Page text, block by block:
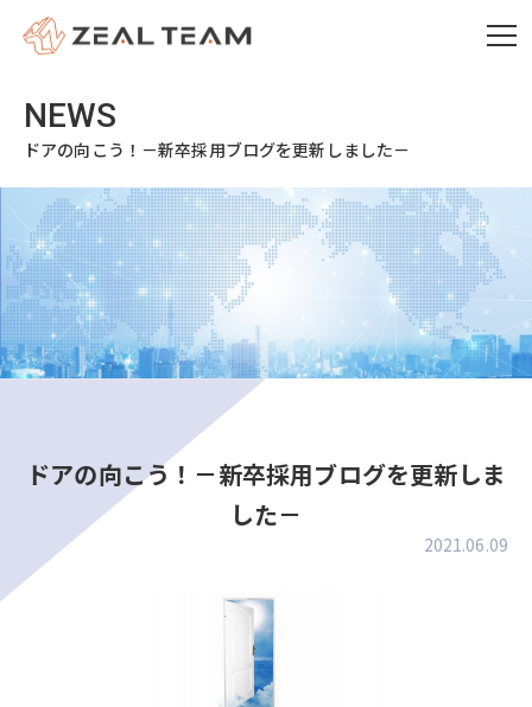
ドアの向こう！－新卒採用ブログを更新しました－
ドアの向こう！－新卒採用ブログを更新しま
した－
2021.06.09